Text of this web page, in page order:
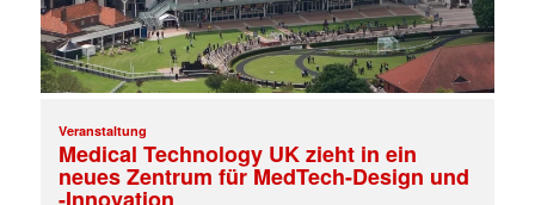
Veranstaltung
Medical Technology UK zieht in ein
neues Zentrum für MedTech-Design und